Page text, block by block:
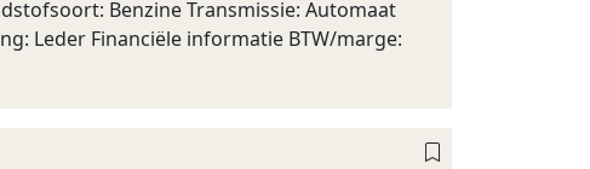
Benzine Transmissie: Automaat
Leder Financiële informatie BTW/marge: